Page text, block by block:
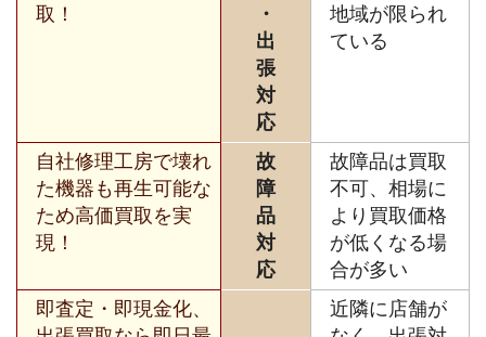
取！
・
出
張
対
応
地域が限られ
ている
自社修理工房で壊れ
た機器も再生可能な
ため高価買取を実
現！
故
障
品
対
応
故障品は買取
不可、相場に
より買取価格
が低くなる場
合が多い
即査定・即現金化、
近隣に店舗が